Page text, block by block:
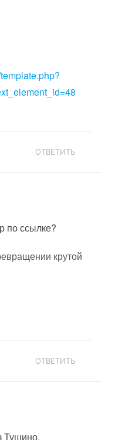
ОТВЕТИТЬ
по ссылке?
крутой
ОТВЕТИТЬ
Тушино.